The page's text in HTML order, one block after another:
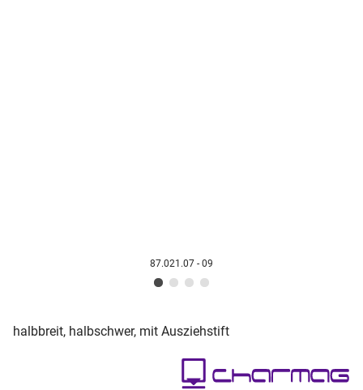
87.021.07 - 09
halbbreit, halbschwer, mit Ausziehstift